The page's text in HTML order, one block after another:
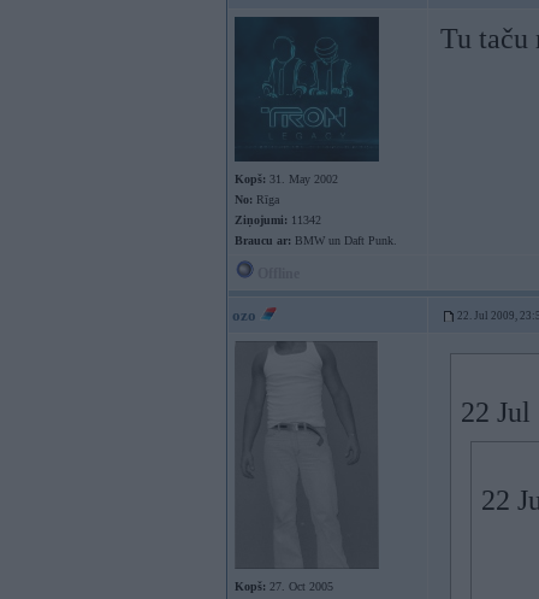
Kopš: 31. May 2002
No: Rīga
Ziņojumi: 11342
Braucu ar: BMW un Daft Punk.
Tu taču
ozo 22. Jul 2009,
Kopš: 27. Oct 2005
22
22